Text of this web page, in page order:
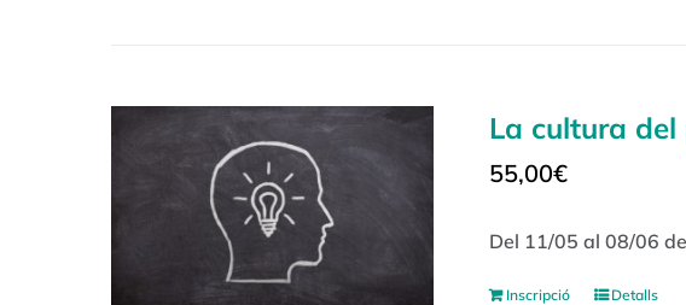
La cultura del
55,00€
Del 11/05 al 08/06
Inscripció Detalls